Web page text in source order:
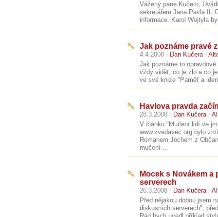
Vážený pane Kučero,
sekretářem Jana Pavla II.
informace. Karol Wojtyla
Jak poznáme pravé
4.4.2008 - Dan Kučera-
Jak poznáme to
vždy vidět, co je zlo a co
ve své knize "Paměť a
Havlova pravda
28.3.2008 - Dan Kučera-
V článku "Mučení lidí ve
www.zvedavec.org bylo
Romanem Jochem z
mučení ...
Mocek s Novákem
serverech
26.3.2008 - Dan Kučera-
Před nějakou dobou jsem
diskusních serverech",